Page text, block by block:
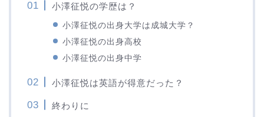
小澤征悦の学歴は？
小澤征悦の出身大学は成城大学？
小澤征悦の出身高校
小澤征悦の出身中学
小澤征悦は英語が得意だった？
終わりに